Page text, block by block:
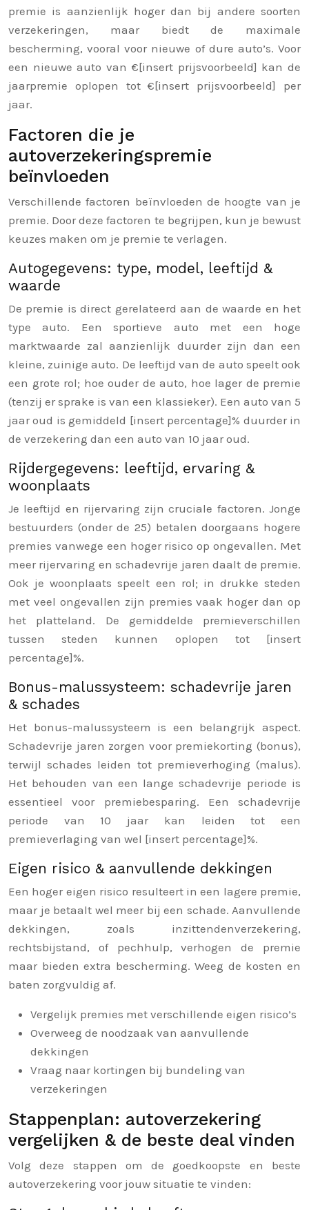
premie is aanzienlijk hoger dan bij andere soorten
verzekeringen, maar biedt de maximale
bescherming, vooral voor nieuwe of dure auto’s. Voor
een nieuwe auto van €[insert prijsvoorbeeld] kan de
jaarpremie oplopen tot €[insert prijsvoorbeeld] per
jaar.
Factoren die je
autoverzekeringspremie
beïnvloeden
Verschillende factoren beïnvloeden de hoogte van je
premie. Door deze factoren te begrijpen, kun je bewust
keuzes maken om je premie te verlagen.
Autogegevens: type, model, leeftijd &
waarde
De premie is direct gerelateerd aan de waarde en het
type auto. Een sportieve auto met een hoge
marktwaarde zal aanzienlijk duurder zijn dan een
kleine, zuinige auto. De leeftijd van de auto speelt ook
een grote rol; hoe ouder de auto, hoe lager de premie
(tenzij er sprake is van een klassieker). Een auto van 5
jaar oud is gemiddeld [insert percentage]% duurder in
de verzekering dan een auto van 10 jaar oud.
Rijdergegevens: leeftijd, ervaring &
woonplaats
Je leeftijd en rijervaring zijn cruciale factoren. Jonge
bestuurders (onder de 25) betalen doorgaans hogere
premies vanwege een hoger risico op ongevallen. Met
meer rijervaring en schadevrije jaren daalt de premie.
Ook je woonplaats speelt een rol; in drukke steden
met veel ongevallen zijn premies vaak hoger dan op
het platteland. De gemiddelde premieverschillen
tussen steden kunnen oplopen tot [insert
percentage]%.
Bonus-malussysteem: schadevrije jaren
& schades
Het bonus-malussysteem is een belangrijk aspect.
Schadevrije jaren zorgen voor premiekorting (bonus),
terwijl schades leiden tot premieverhoging (malus).
Het behouden van een lange schadevrije periode is
essentieel voor premiebesparing. Een schadevrije
periode van 10 jaar kan leiden tot een
premieverlaging van wel [insert percentage]%.
Eigen risico & aanvullende dekkingen
Een hoger eigen risico resulteert in een lagere premie,
maar je betaalt wel meer bij een schade. Aanvullende
dekkingen, zoals inzittendenverzekering,
rechtsbijstand, of pechhulp, verhogen de premie
maar bieden extra bescherming. Weeg de kosten en
baten zorgvuldig af.
Vergelijk premies met verschillende eigen risico’s
Overweeg de noodzaak van aanvullende
dekkingen
Vraag naar kortingen bij bundeling van
verzekeringen
Stappenplan: autoverzekering
vergelijken & de beste deal vinden
Volg deze stappen om de goedkoopste en beste
autoverzekering voor jouw situatie te vinden: